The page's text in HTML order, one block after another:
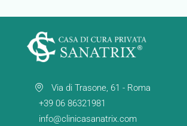
Via di Trasone, 61 - Roma
+39 06 86321981
info@clinicasanatrix.com